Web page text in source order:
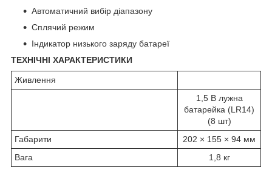
Автоматичний вибір діапазону
Сплячий режим
Індикатор низького заряду батареї
ТЕХНІЧНІ ХАРАКТЕРИСТИКИ
Живлення
1,5 В лужна
батарейка (LR14)
(8 шт)
Габарити
202 × 155 × 94 мм
Вага
1,8 кг